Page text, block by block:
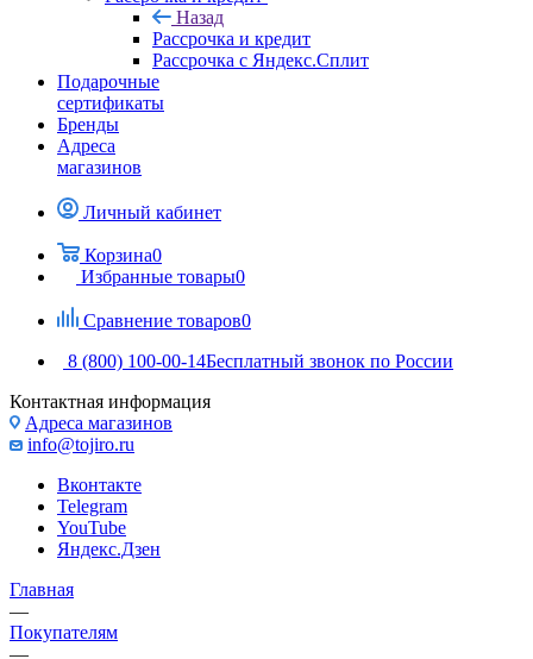
Назад
Рассрочка и кредит
Рассрочка с Яндекс.Сплит
Подарочные
сертификаты
Бренды
Адреса
магазинов
Личный кабинет
Корзина0
Избранные товары0
Сравнение товаров0
8 (800) 100-00-14Бесплатный звонок по России
Контактная информация
Адреса магазинов
info@tojiro.ru
Вконтакте
Telegram
YouTube
Яндекс.Дзен
Главная
—
Покупателям
—